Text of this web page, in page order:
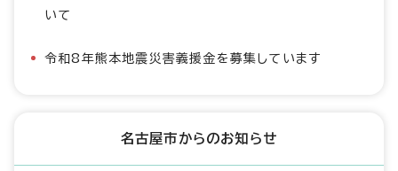
いて
令和8年熊本地震災害義援金を募集しています
名古屋市からのお知らせ